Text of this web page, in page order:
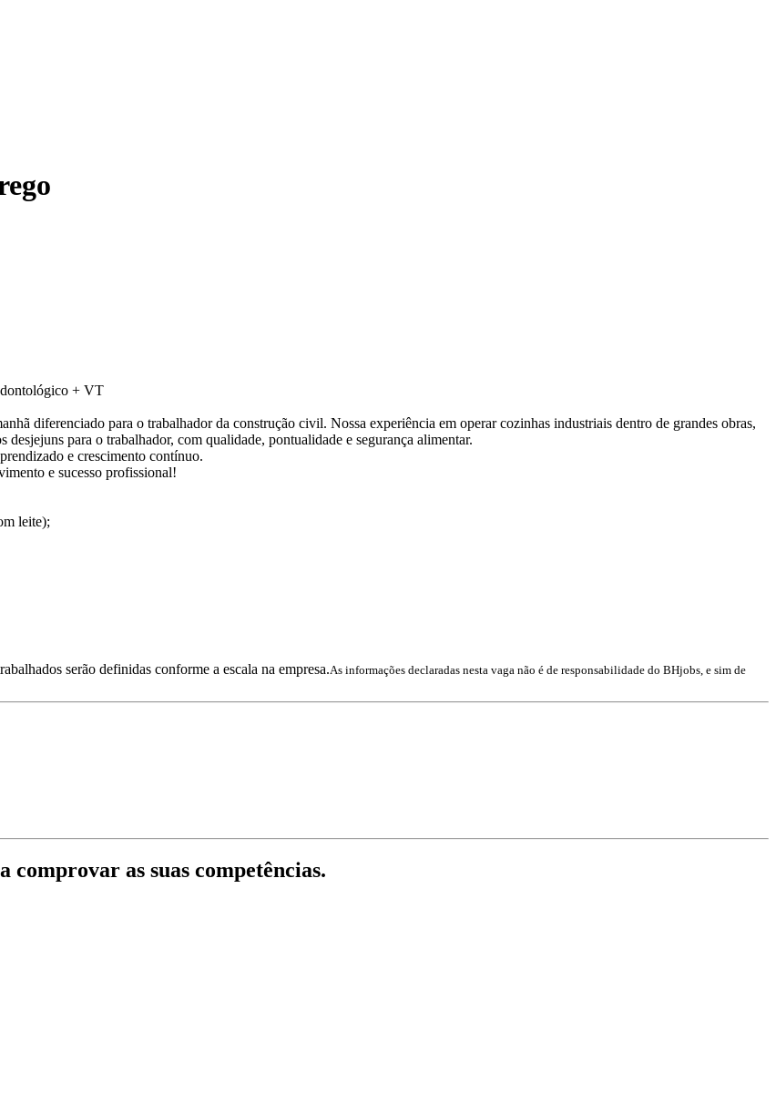
+ VT
diferenciado para o trabalhador da construção civil. Nossa experiência em operar cozinhas industriais dentro de grandes obras,
para o trabalhador, com qualidade, pontualidade e segurança alimentar.
e crescimento contínuo.
e sucesso profissional!
leite);
serão definidas conforme a escala na empresa.As informações declaradas nesta vaga não é de responsabilidade do BHjobs, e sim de
comprovar as suas competências.